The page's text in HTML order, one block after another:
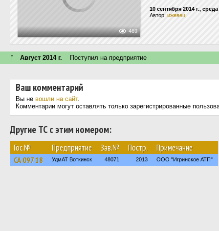
469
10 сентября 2014 г., среда
Автор: ижевец
↑ Август 2014 г. Поступил на предприятие
Ваш комментарий
Вы не вошли на сайт.
Комментарии могут оставлять только зарегистрированные
Другие ТС с этим номером:
Гос.№ Предприятие Зав.№ Постр. Примечание
СА 097 18 УдмАТ Воткинск 48071 2013 ООО "Игринское АТП"